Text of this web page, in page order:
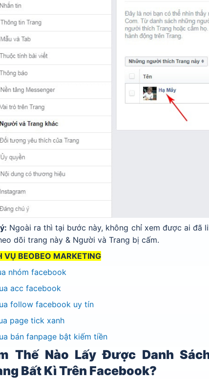
Ngoài ra thì tại bước này, không chỉ xem được ai đã
dõi trang này & Người và Trang bị cấm.
VỤ BEOBEO MARKETING
nhóm facebook
acc facebook
follow facebook uy tín
page tick xanh
bán fanpage bật kiếm tiền
Thế Nào Lấy Được Danh
Bất Kì Trên Facebook?